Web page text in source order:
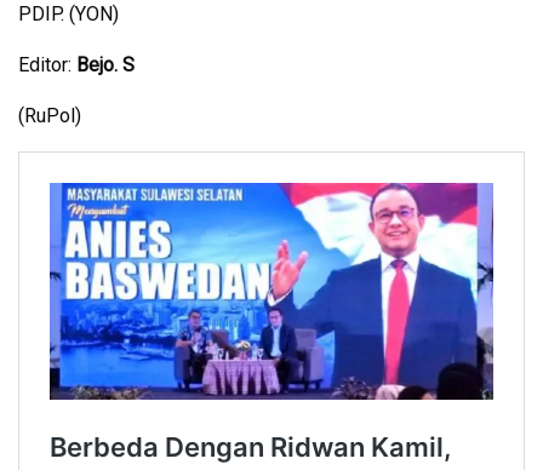
PDIP. (YON)
Editor: Bejo. S
(RuPol)